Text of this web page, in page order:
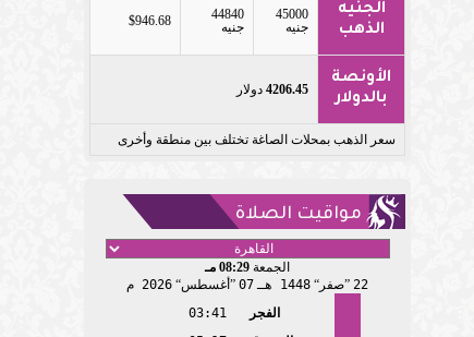
الجنيه
الذهب
45000
جنيه
44840
جنيه
$946.68
الأونصة
بالدولار
4206.45 دولار
سعر الذهب بمحلات الصاغة تختلف بين منطقة وأخرى
مواقيت الصلاة
الجمعة 08:29 مـ
22 صفر 1448 هـ 07 أغسطس 2026 م
الفجر
03:41